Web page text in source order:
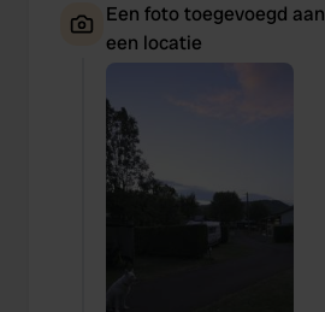
Een foto toegevoegd aan
een locatie